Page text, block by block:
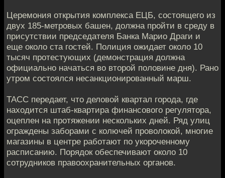
Церемония открытия комплекса ЕЦБ, состоящего из
двух 185-метровых башен, должна пройти в среду в
присутствии председателя Банка Марио Драги и
еще около ста гостей. Полиция ожидает около 10
тысяч протестующих (демонстрация должна
официально начаться во второй половине дня). Рано
утром состоялся несанкционированный марш.
ТАСС передает, что деловой квартал города, где
находится штаб-квартира финансового регулятора,
оцеплен на протяжении нескольких дней. Ряд улиц
ограждены заборами с колючей проволокой, многие
магазины в центре работают по укороченному
расписанию. Порядок обеспечивают около 10
сотрудников правоохранительных органов.